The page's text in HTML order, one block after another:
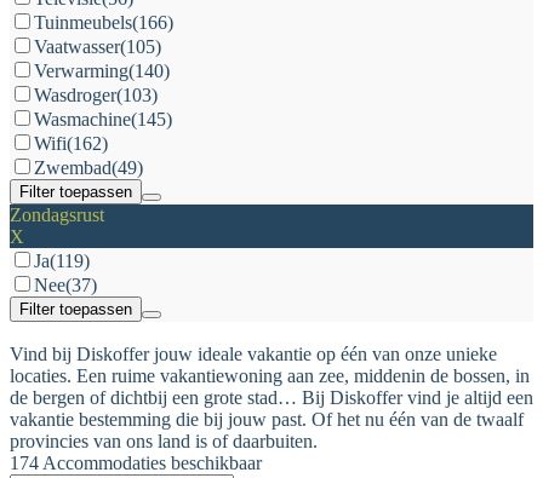
Tuinmeubels(166)
Vaatwasser(105)
Verwarming(140)
Wasdroger(103)
Wasmachine(145)
Wifi(162)
Zwembad(49)
Filter toepassen
Zondagsrust
X
Ja(119)
Nee(37)
Filter toepassen
Vind bij Diskoffer jouw ideale vakantie op één van onze unieke
locaties. Een ruime vakantiewoning aan zee, middenin de bossen, in
de bergen of dichtbij een grote stad… Bij Diskoffer vind je altijd een
vakantie bestemming die bij jouw past. Of het nu één van de twaalf
provincies van ons land is of daarbuiten.
174 Accommodaties beschikbaar